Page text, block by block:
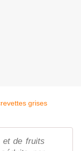
et de fruits